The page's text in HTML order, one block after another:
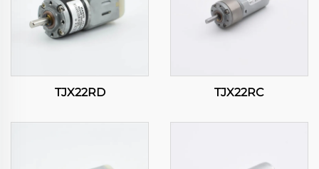
TJX22RD TJX22RC